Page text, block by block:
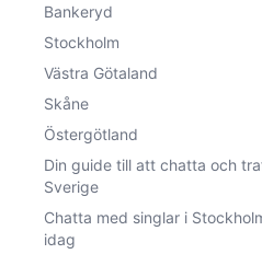
Bankeryd
Stockholm
Västra Götaland
Skåne
Östergötland
Din guide till att chatta och
Sverige
Chatta med singlar i
idag